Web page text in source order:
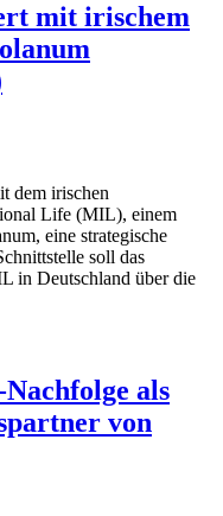
mit irischem
dem irischen
Life (MIL), einem
eine strategische
soll das
in Deutschland über die
als
von